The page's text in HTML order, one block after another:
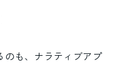
のも、ナラティブアプ